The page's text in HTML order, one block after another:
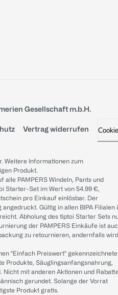
Gesellschaft m.b.H.
Vertrag widerrufen
Weitere Informationen zum
Produkt.
alle PAMPERS Windeln, Pants und
Starter-Set im Wert von 54.99 €,
pro Einkauf einlösbar. Der
Gültig in allen BIPA Filialen
Abholung des tiptoi Starter Sets
der PAMPERS Einkäufe ist
zu retournieren, andernfalls wird
"Einfach Preiswert" gekennzeichnete
Produkte, Säuglingsanfangsnahrung,
mit anderen Aktionen und
gerundet. Solange der Vorrat
Produkt gratis.